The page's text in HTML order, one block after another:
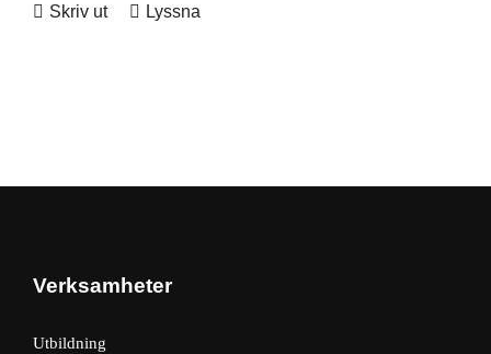
Skriv ut Lyssna
Verksamheter
Utbildning